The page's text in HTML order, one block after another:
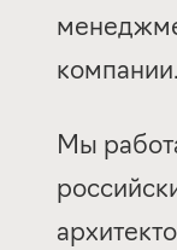
компании.
Мы